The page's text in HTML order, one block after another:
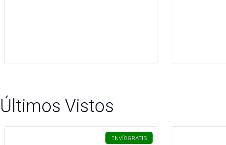
Últimos Vistos
ENVÍOGRATIS